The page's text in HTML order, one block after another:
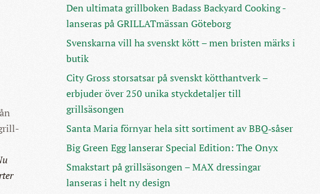
Den ultimata grillboken Badass Backyard Cooking -
lanseras på GRILLATmässan Göteborg
Svenskarna vill ha svenskt kött – men bristen märks i
butik
City Gross storsatsar på svenskt kötthantverk –
erbjuder över 250 unika styckdetaljer till
grillsäsongen
Santa Maria förnyar hela sitt sortiment av BBQ‑såser
Big Green Egg lanserar Special Edition: The Onyx
Smakstart på grillsäsongen – MAX dressingar
lanseras i helt ny design